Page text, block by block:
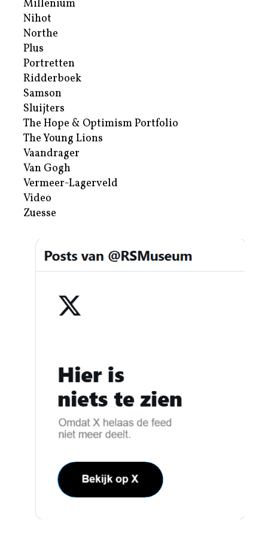
Millenium
Nihot
Northe
Plus
Portretten
Ridderboek
Samson
Sluijters
The Hope & Optimism Portfolio
The Young Lions
Vaandrager
Van Gogh
Vermeer-Lagerveld
Video
Zuesse